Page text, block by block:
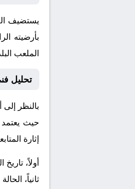
يستضيف
بأرضيته
الملعب
تحليل
بالنظر إلى
حيث يعتمد
إثارة
أولاً،
ثانياً،